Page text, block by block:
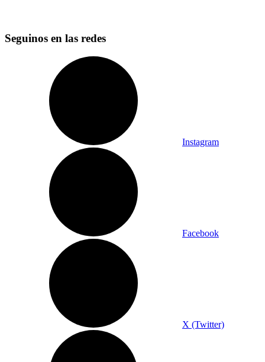
Seguinos en las redes
Instagram
Facebook
X (Twitter)